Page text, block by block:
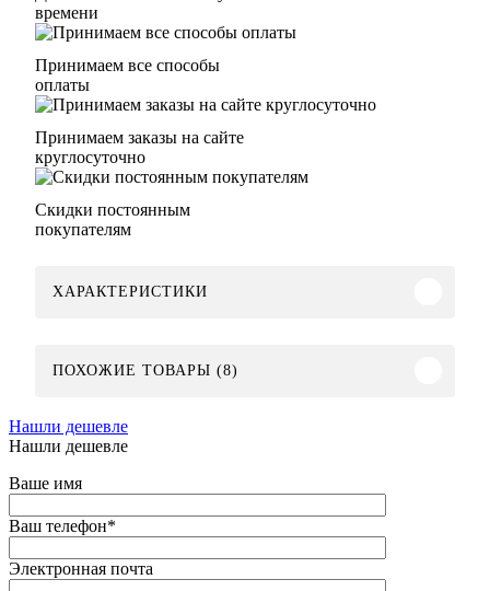
времени
Принимаем все способы
оплаты
Принимаем заказы на сайте
круглосуточно
Скидки постоянным
покупателям
ХАРАКТЕРИСТИКИ
ПОХОЖИЕ ТОВАРЫ (8)
Нашли дешевле
Нашли дешевле
Ваше имя
Ваш телефон*
Электронная почта